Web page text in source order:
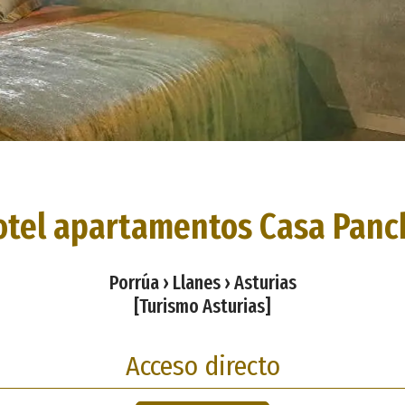
apartamentos Casa
Porrúa › Llanes › Asturias
[Turismo Asturias]
Acceso directo